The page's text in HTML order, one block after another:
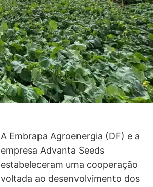
A Embrapa Agroenergia (DF) e a
empresa Advanta Seeds
estabeleceram uma cooperação
voltada ao desenvolvimento dos